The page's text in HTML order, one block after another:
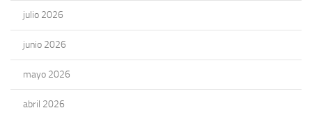
julio 2026
junio 2026
mayo 2026
abril 2026